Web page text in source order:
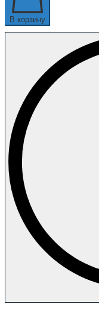
В корзину